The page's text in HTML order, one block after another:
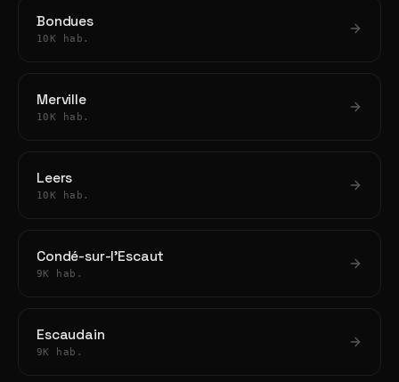
Bondues
10K hab.
Merville
10K hab.
Leers
10K hab.
Condé-sur-l'Escaut
9K hab.
Escaudain
9K hab.